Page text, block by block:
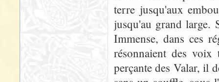
terre jusqu'aux
jusqu'au grand large.
Immense, dans ces
résonnaient des
perçante des Valar, il